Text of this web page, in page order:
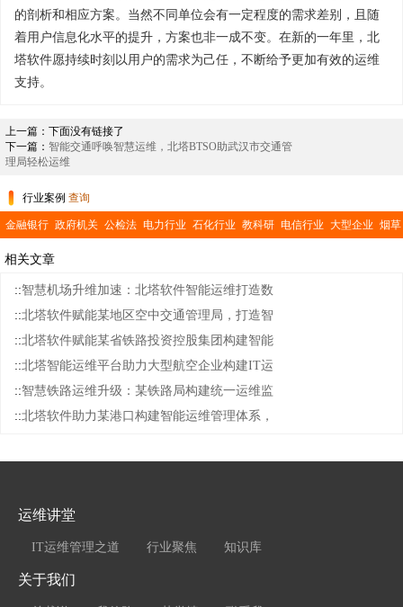
的剖析和相应方案。当然不同单位会有一定程度的需求差别，且随
着用户信息化水平的提升，方案也非一成不变。在新的一年里，北
塔软件愿持续时刻以用户的需求为己任，不断给予更加有效的运维
支持。
上一篇：下面没有链接了
下一篇： 智能交通呼唤智慧运维，北塔BTSO助武汉市交通管
理局轻松运维
行业案例 查询
金融银行 政府机关 公检法 电力行业 石化行业 教科研 电信行业 大型企业 烟草
相关文章
::智慧机场升维加速：北塔软件智能运维打造数
::北塔软件赋能某地区空中交通管理局，打造智
::北塔软件赋能某省铁路投资控股集团构建智能
::北塔智能运维平台助力大型航空企业构建IT运
::智慧铁路运维升级：某铁路局构建统一运维监
::北塔软件助力某港口构建智能运维管理体系，
运维讲堂
IT运维管理之道 行业聚焦 知识库
关于我们